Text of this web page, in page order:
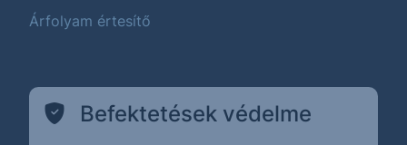
Árfolyam értesítő
Befektetések védelme